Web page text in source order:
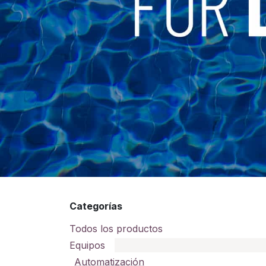
Categorías
Todos los productos
Equipos
Automatización